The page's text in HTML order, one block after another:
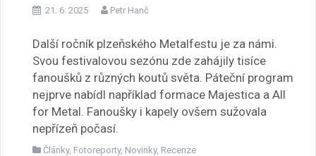
21. 6. 2025 Petr Hanč
Další ročník plzeňského Metalfestu je za námi.
Svou festivalovou sezónu zde zahájily tisíce
fanoušků z různých koutů světa. Páteční program
nejprve nabídl například formace Majestica a All
for Metal. Fanoušky i kapely ovšem sužovala
nepřízeň počasí.
Články, Fotoreporty, Novinky, Recenze